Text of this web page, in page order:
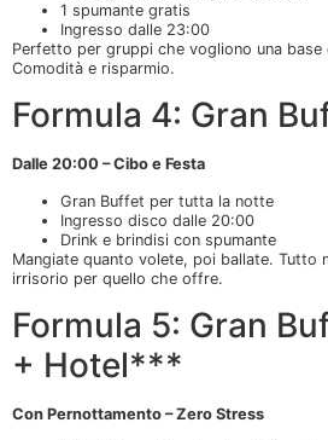
1 spumante gratis
Ingresso dalle 23:00
Perfetto per gruppi che vogliono una
Comodità e risparmio.
Formula 4: Gran
Dalle 20:00 – Cibo e Festa
Gran Buffet per tutta la notte
Ingresso disco dalle 20:00
Drink e brindisi con spumante
Mangiate quanto volete, poi ballate. Tutto
irrisorio per quello che offre.
Formula 5: Gran
+ Hotel***
Con Pernottamento – Zero Stress